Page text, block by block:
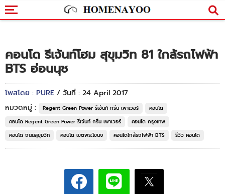
คอนโด รีเจ้นท์โฮม สุขุมวิท 81 ใกล้รถไฟฟ้า
BTS อ่อนนุช
โพสโดย : PURE / วันที่ : 24 April 2017
หมวดหมู่ :
Regent Green Power รีเจ้นท์ กรีน เพาเวอร์
คอนโด
คอนโด Regent Green Power รีเจ้นท์ กรีน เพาเวอร์
คอนโด กรุงเทพ
คอนโด ถนนสุขุมวิท
คอนโด เขตพระโขนง คอนโดใกล้รถไฟฟ้า BTS รีวิว คอนโด